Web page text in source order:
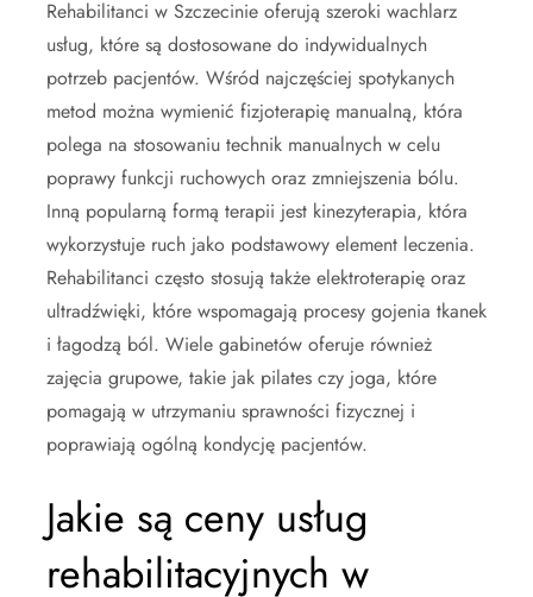
Rehabilitanci w Szczecinie oferują szeroki wachlarz
usług, które są dostosowane do indywidualnych
potrzeb pacjentów. Wśród najczęściej spotykanych
metod można wymienić fizjoterapię manualną, która
polega na stosowaniu technik manualnych w celu
poprawy funkcji ruchowych oraz zmniejszenia bólu.
Inną popularną formą terapii jest kinezyterapia, która
wykorzystuje ruch jako podstawowy element leczenia.
Rehabilitanci często stosują także elektroterapię oraz
ultradźwięki, które wspomagają procesy gojenia tkanek
i łagodzą ból. Wiele gabinetów oferuje również
zajęcia grupowe, takie jak pilates czy joga, które
pomagają w utrzymaniu sprawności fizycznej i
poprawiają ogólną kondycję pacjentów.
Jakie są ceny usług
rehabilitacyjnych w